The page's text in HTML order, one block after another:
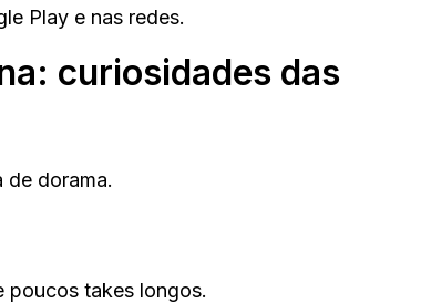
Play e nas redes.
curiosidades das
de dorama.
poucos takes longos.